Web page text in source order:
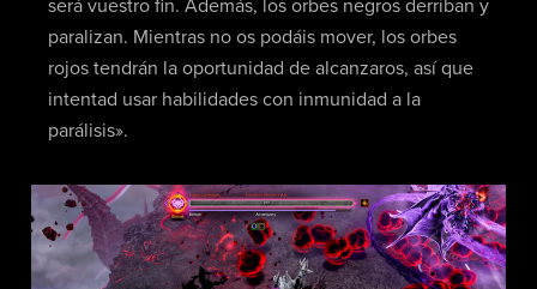
será vuestro fin. Además, los orbes negros derriban y
paralizan. Mientras no os podáis mover, los orbes
rojos tendrán la oportunidad de alcanzaros, así que
intentad usar habilidades con inmunidad a la
parálisis».